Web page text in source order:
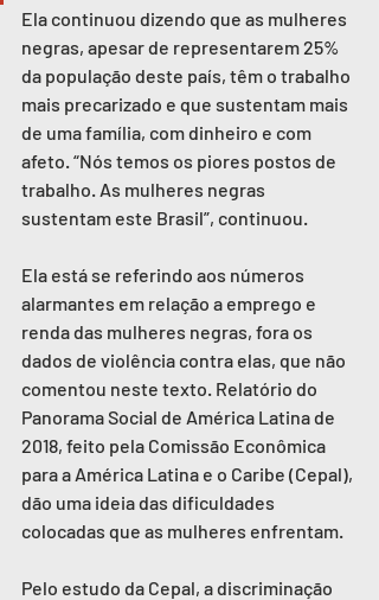
Ela continuou dizendo que as mulheres
negras, apesar de representarem 25%
da população deste país, têm o trabalho
mais precarizado e que sustentam mais
de uma família, com dinheiro e com
afeto. “Nós temos os piores postos de
trabalho. As mulheres negras
sustentam este Brasil”, continuou.
Ela está se referindo aos números
alarmantes em relação a emprego e
renda das mulheres negras, fora os
dados de violência contra elas, que não
comentou neste texto. Relatório do
Panorama Social de América Latina de
2018, feito pela Comissão Econômica
para a América Latina e o Caribe (Cepal),
dão uma ideia das dificuldades
colocadas que as mulheres enfrentam.
Pelo estudo da Cepal, a discriminação